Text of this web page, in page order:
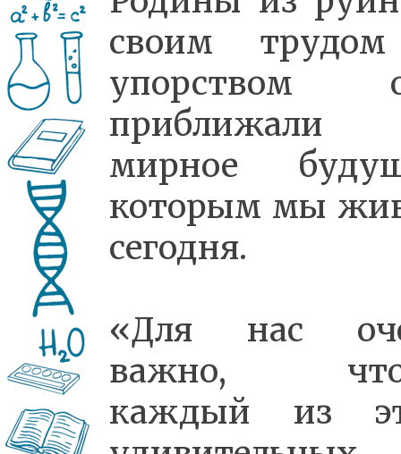
своим
упорством
приближали
мирное
которым мы
сегодня.
«Для нас
важно,
каждый из